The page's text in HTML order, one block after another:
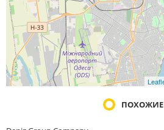
ПОХОЖИЕ